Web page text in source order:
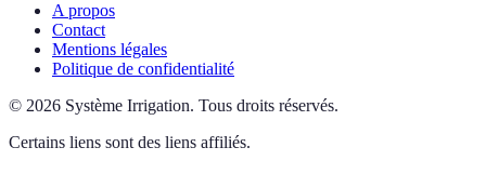
A propos
Contact
Mentions légales
Politique de confidentialité
© 2026 Système Irrigation. Tous droits réservés.
Certains liens sont des liens affiliés.